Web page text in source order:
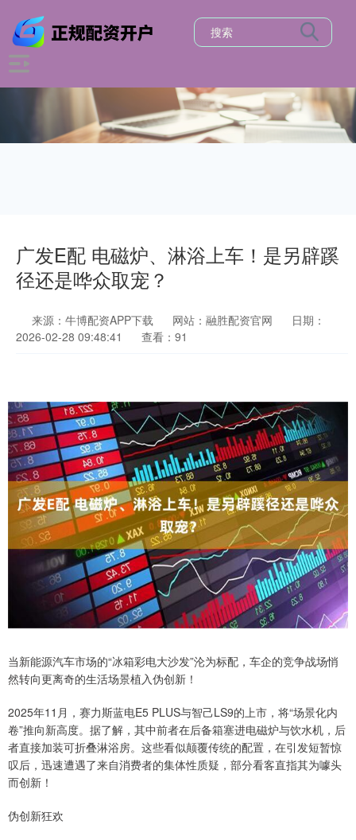
广发E配 电磁炉、淋浴上车！是另辟蹊
径还是哗众取宠？
来源：牛博配资APP下载 网站：融胜配资官网
日期：
2026-02-28 09:48:41
查看：91
当新能源汽车市场的“冰箱彩电大沙发”沦为标配，车企的竞争战场悄
然转向更离奇的生活场景植入伪创新！
2025年11月，赛力斯蓝电E5 PLUS与智己LS9的上市，将“场景化内
卷”推向新高度。据了解，其中前者在后备箱塞进电磁炉与饮水机，后
者直接加装可折叠淋浴房。这些看似颠覆传统的配置，在引发短暂惊
叹后，迅速遭遇了来自消费者的集体性质疑，部分看客直指其为噱头
而创新！
伪创新狂欢